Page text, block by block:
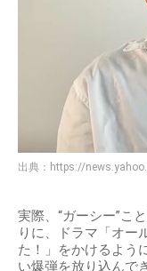
出典： https://
実際、“ガーシー”こ
りに、ドラマ「オー
た！」をかけるよう
い爆弾を放り込んで